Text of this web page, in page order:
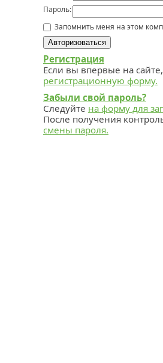
Пароль:
Запомнить меня на этом
Регистрация
Если вы впервые на
регистрационную форму.
Забыли свой пароль?
Следуйте на форму для
После получения
смены пароля.